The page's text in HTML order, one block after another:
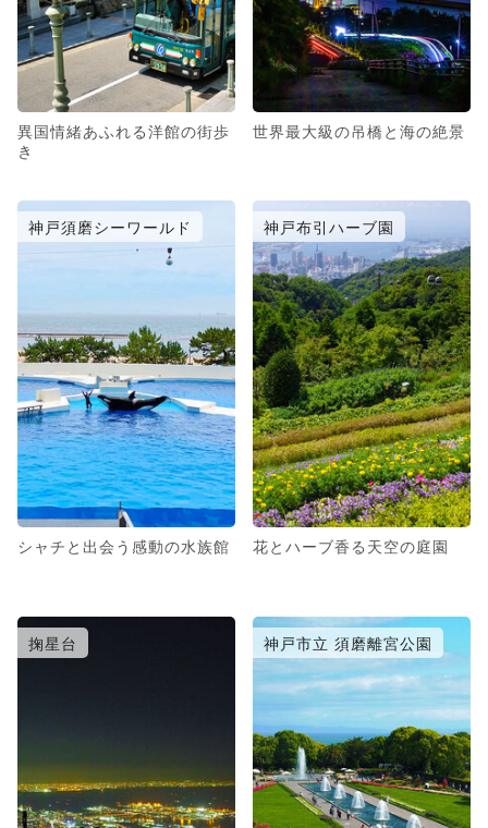
異国情緒あふれる洋館の街歩
き
世界最大級の吊橋と海の絶景
神戸須磨シーワールド
シャチと出会う感動の水族館
神戸布引ハーブ園
花とハーブ香る天空の庭園
掬星台 神戸市立 須磨離宮公園